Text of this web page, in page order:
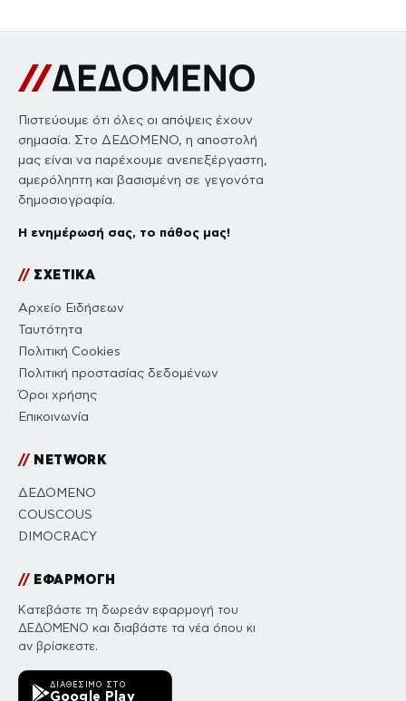
Πιστεύουμε ότι όλες οι απόψεις έχουν
σημασία. Στο ΔΕΔΟΜΕΝΟ, η αποστολή
μας είναι να παρέχουμε ανεπεξέργαστη,
αμερόληπτη και βασισμένη σε γεγονότα
δημοσιογραφία.
Η ενημέρωσή σας, το πάθος μας!
//ΣΧΕΤΙΚΑ
Αρχείο Ειδήσεων
Ταυτότητα
Πολιτική Cookies
Πολιτική προστασίας δεδομένων
Όροι χρήσης
Επικοινωνία
//NETWORK
ΔΕΔΟΜΕΝΟ
COUSCOUS
DIMOCRACY
//ΕΦΑΡΜΟΓΗ
Κατεβάστε τη δωρεάν εφαρμογή του
ΔΕΔΟΜΕΝΟ και διαβάστε τα νέα όπου κι
αν βρίσκεστε.
ΔΙΑΘΈΣΙΜΟ ΣΤΟ
Google Play